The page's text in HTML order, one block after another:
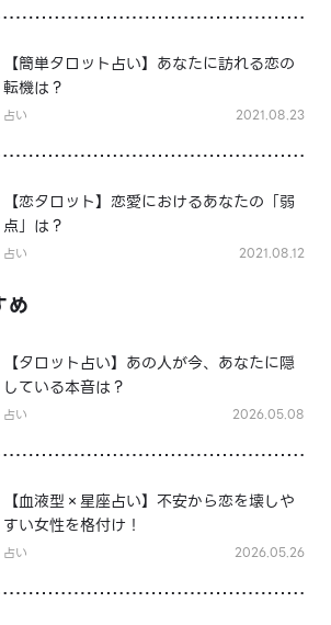
【簡単タロット占い】あなたに訪れる恋の
転機は？
占い 2021.08.23
【恋タロット】恋愛におけるあなたの「弱
点」は？
占い 2021.08.12
め
【タロット占い】あの人が今、あなたに隠
している本音は？
占い 2026.05.08
【血液型×星座占い】不安から恋を壊しや
すい女性を格付け！
占い 2026.05.26